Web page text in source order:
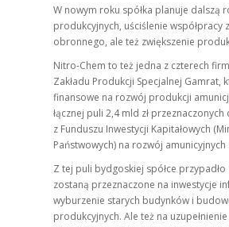
W nowym roku spółka planuje dalszą
produkcyjnych, uściślenie
obronnego, ale też zwiększenie
Nitro-Chem to też jedna z czterech
Zakładu Produkcji Specjalnej Gamrat,
finansowe na rozwój produkcji
łącznej puli 2,4 mld zł
z Funduszu Inwestycji Kapitałowych
Państwowych) na rozwój
Z tej puli bydgoskiej spółce przypadło
zostaną przeznaczone na inwestycje
wyburzenie starych budynków i
produkcyjnych. Ale też na